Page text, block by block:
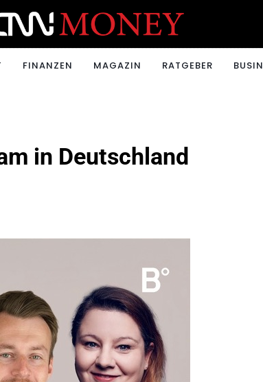
FINANZEN MAGAZIN RATGEBER
in Deutschland